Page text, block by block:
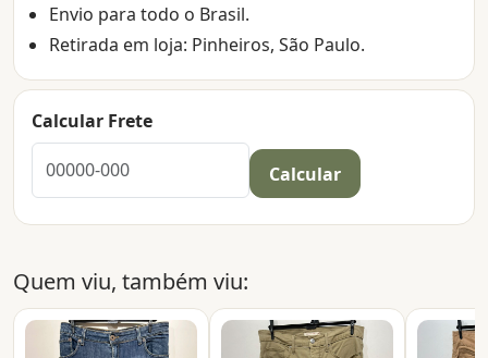
Envio para todo o Brasil.
Retirada em loja: Pinheiros, São Paulo.
Calcular Frete
Calcular
Quem viu, também viu: